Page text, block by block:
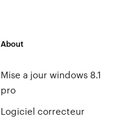
About
Mise a jour windows 8.1
pro
Logiciel correcteur